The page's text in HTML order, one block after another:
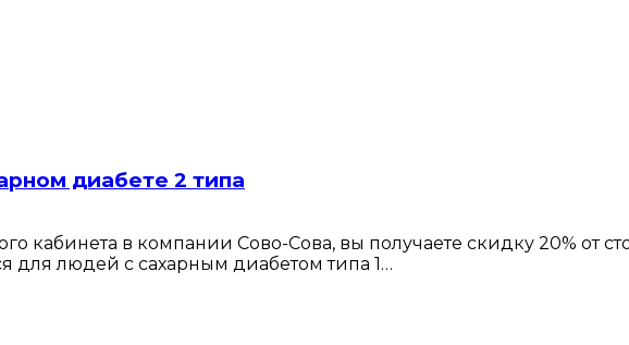
диабете 2 типа
кабинета в компании Сово-Сова, вы получаете скидку 20% от
для людей с сахарным диабетом типа 1…